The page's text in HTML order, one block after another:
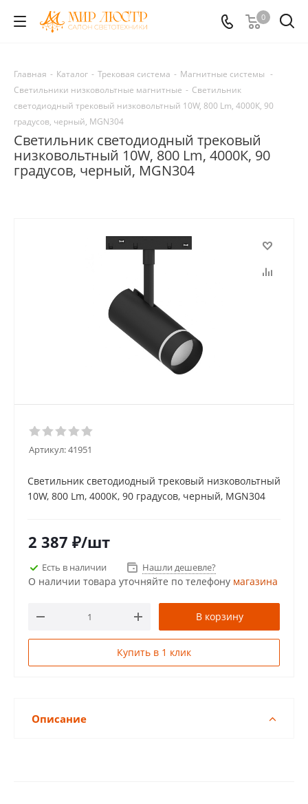
0
Главная - Каталог - Трековая система - Магнитные системы -
Светильники низковольтные магнитные - Светильник
светодиодный трековый низковольтный 10W, 800 Lm, 4000К, 90
градусов, черный, MGN304
Светильник светодиодный трековый
низковольтный 10W, 800 Lm, 4000К, 90
градусов, черный, MGN304
Артикул:41951
Светильник светодиодный трековый низковольтный
10W, 800 Lm, 4000К, 90 градусов, черный, MGN304
2 387 ₽/шт
Есть в наличии Нашли дешевле?
О наличии товара уточняйте по телефону магазина
В корзину
Купить в 1 клик
Описание